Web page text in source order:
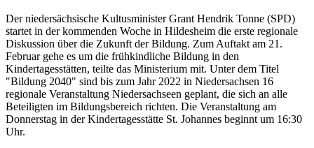
Der niedersächsische Kultusminister Grant Hendrik Tonne (SPD)
startet in der kommenden Woche in Hildesheim die erste regionale
Diskussion über die Zukunft der Bildung. Zum Auftakt am 21.
Februar gehe es um die frühkindliche Bildung in den
Kindertagesstätten, teilte das Ministerium mit. Unter dem Titel
"Bildung 2040" sind bis zum Jahr 2022 in Niedersachsen 16
regionale Veranstaltung Niedersachseen geplant, die sich an alle
Beteiligten im Bildungsbereich richten. Die Veranstaltung am
Donnerstag in der Kindertagesstätte St. Johannes beginnt um 16:30
Uhr.